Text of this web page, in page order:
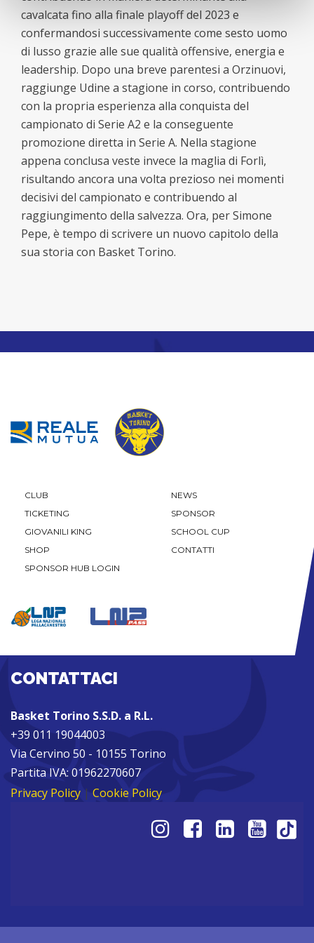
cavalcata fino alla finale playoff del 2023 e
confermandosi successivamente come sesto uomo
di lusso grazie alle sue qualità offensive, energia e
leadership. Dopo una breve parentesi a Orzinuovi,
raggiunge Udine a stagione in corso, contribuendo
con la propria esperienza alla conquista del
campionato di Serie A2 e la conseguente
promozione diretta in Serie A. Nella stagione
appena conclusa veste invece la maglia di Forlì,
risultando ancora una volta prezioso nei momenti
decisivi del campionato e contribuendo al
raggiungimento della salvezza. Ora, per Simone
Pepe, è tempo di scrivere un nuovo capitolo della
sua storia con Basket Torino.
CLUB
NEWS
TICKETING
SPONSOR
GIOVANILI KING
SCHOOL CUP
SHOP
CONTATTI
SPONSOR HUB LOGIN
CONTATTACI
Basket Torino S.S.D. a R.L.
+39 011 19044003
Via Cervino 50 - 10155 Torino
Partita IVA: 01962270607
Privacy Policy | Cookie Policy